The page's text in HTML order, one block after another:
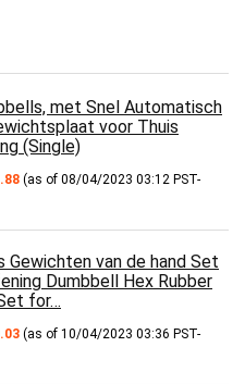
met Snel Automatisch
voor Thuis
(Single)
(as of 08/04/2023 03:12 PST-
Gewichten van de hand Set
Dumbbell Hex Rubber
for…
(as of 10/04/2023 03:36 PST-